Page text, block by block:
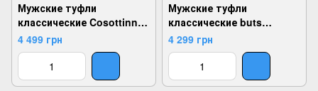
Мужские туфли
классические Cosottinni
1200297, Черный, 40,
2924180815361
4 499 грн
Мужские туфли
классические buts
1200322, Коричневый, 40,
2924180819833
4 299 грн